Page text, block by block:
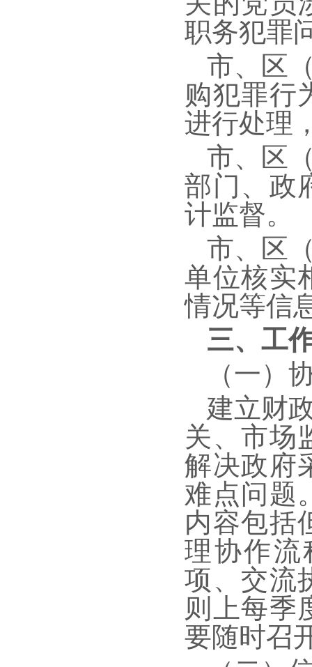
职务犯罪
市、区
购犯罪行
进行处理
市、区
部门、政
计监督。
市、区
单位核实
情况等信
三、工
（一）
建立财
关、市场
解决政府
难点问题
内容包括
理协作流
项、交流
则上每季
要随时召